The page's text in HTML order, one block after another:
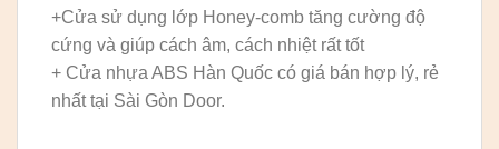
+Cửa sử dụng lớp Honey-comb tăng cường độ
cứng và giúp cách âm, cách nhiệt rất tốt
+ Cửa nhựa ABS Hàn Quốc có giá bán hợp lý, rẻ
nhất tại Sài Gòn Door.